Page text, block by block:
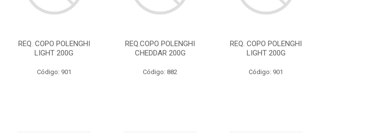
REQ. COPO POLENGHI
LIGHT 200G
Código: 901
REQ.COPO POLENGHI
CHEDDAR 200G
Código: 882
REQ. COPO POLENGHI
LIGHT 200G
Código: 901